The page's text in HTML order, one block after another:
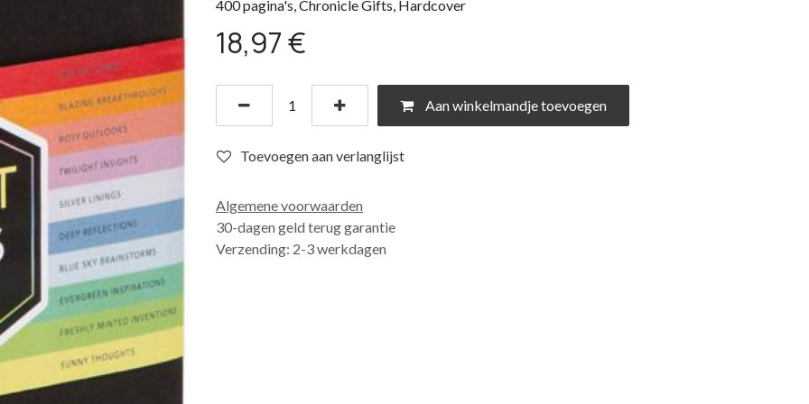
400 pagina's, Chronicle Gifts, Hardcover
18,97€
Aan winkelmandje toevoegen
Toevoegen aan verlanglijst
Algemene voorwaarden
30-dagen geld terug garantie
Verzending: 2-3 werkdagen